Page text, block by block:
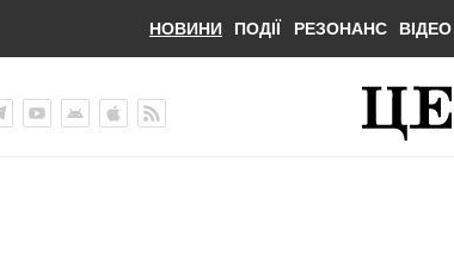
НОВИНИ ПОДІЇ РЕЗОНАНС ВІДЕО